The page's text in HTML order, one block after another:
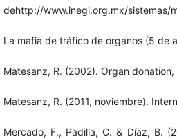
dehttp://www.inegi.org.mx/sistemas/
La mafia de tráfico de órganos (5 de
Matesanz, R. (2002). Organ
Matesanz, R. (2011, noviembre).
Mercado, F., Padilla, C. & Díaz, B.